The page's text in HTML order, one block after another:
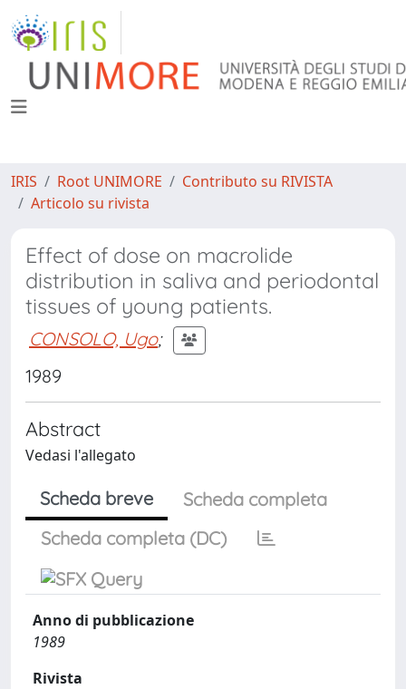
IRIS Root UNIMORE
Contributo su RIVISTA
Articolo su rivista
Effect of dose on macrolide
distribution in saliva and periodontal
tissues of young patients.
CONSOLO, Ugo;
1989
Abstract
Vedasi l'allegato
Scheda breve
Scheda completa
Scheda completa (DC)
Anno di pubblicazione
1989
Rivista